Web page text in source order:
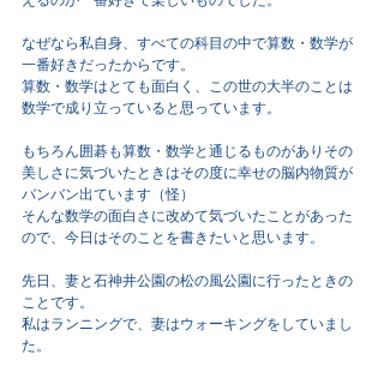
なぜなら私自身、すべての科目の中で算数・数学が
一番好きだったからです。
算数・数学はとても面白く、この世の大半のことは
数学で成り立っていると思っています。
もちろん囲碁も算数・数学と通じるものがありその
美しさに気づいたときはその度に幸せの脳内物質が
バンバン出ています（怪）
そんな数学の面白さに改めて気づいたことがあった
ので、今日はそのことを書きたいと思います。
先日、妻と石神井公園の松の風公園に行ったときの
ことです。
私はランニングで、妻はウォーキングをしていまし
た。